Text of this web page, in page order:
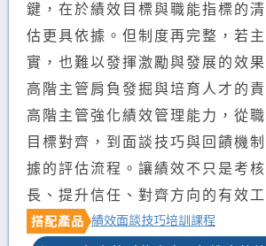
鍵，在於績效目標與職能指標的
估更具依據。但制度再完整，若
實，也難以發揮激勵與發展的效果
高階主管肩負發掘與培育人才的
高階主管強化績效管理能力，從
目標對齊，到面談技巧與回饋機
據的評估流程。讓績效不只是考
長、提升信任、對齊方向的有效工
搭配產品 績效面談技巧培訓課程